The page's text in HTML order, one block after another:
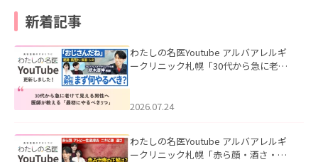
新着記事
わたしの名医Youtube アルバアレルギ
ークリニック札幌「30代から急に老け
た。
2026.07.24
わたしの名医Youtube アルバアレルギ
ークリニック札幌「赤ら顔・酒さ・ニ